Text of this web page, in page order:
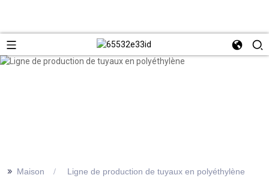
>> Maison Ligne de production de tuyaux en polyéthylène